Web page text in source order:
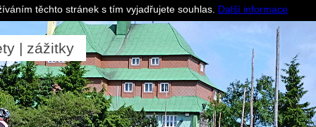
| zážitky
Pro ubytovatele
těchto stránek s tím vyjadřujete souhlas. Další informace